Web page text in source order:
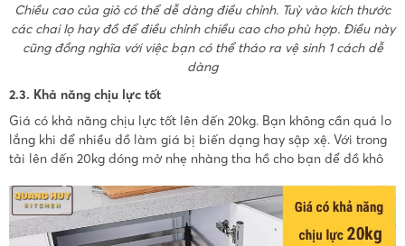
Chiều cao của giỏ có thể dễ dàng điều chỉnh. Tuỳ vào kích thước
các chai lọ hay đồ để điều chỉnh chiều cao cho phù hợp. Điều này
cũng đồng nghĩa với việc bạn có thể tháo ra vệ sinh 1 cách dễ
dàng
2.3. Khả năng chịu lực tốt
Giá có khả năng chịu lực tốt lên đến 20kg. Bạn không cần quá lo
lắng khi để nhiều đồ làm giá bị biến dạng hay sập xệ. Với trong
tải lên đến 20kg đóng mở nhẹ nhàng tha hồ cho bạn để đồ khô